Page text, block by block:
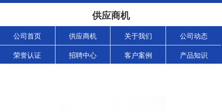
供应商机
公司首页 供应商机 关于我们 公司动态
荣誉认证 招聘中心 客户案例 产品知识